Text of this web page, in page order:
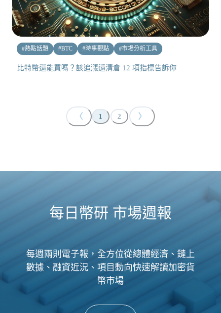
#熱點話題 #BTC #時事觀點 #市場分析工具
比特幣還能買嗎？該追漲還清倉 12 項指標告訴你
〈 1 2 〉
每日幣研 市場週報
每週兩則電子報，全方位從總體經濟、鏈上
數據、融資近況、項目動向快速解讀加密貨
幣市場